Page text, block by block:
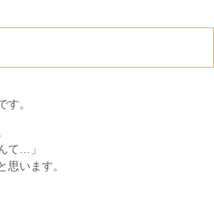
す。
て…」
思います。